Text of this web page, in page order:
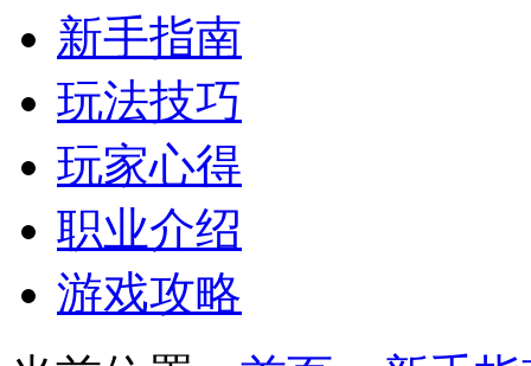
新手指南
玩法技巧
玩家心得
职业介绍
游戏攻略